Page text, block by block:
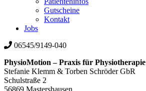
Gutscheine
Kontakt
Jobs
06545/9149-040
PhysioMotion – Praxis für Physiotherapie
Stefanie Klemm & Torben Schröder GbR
Schulstraße 2
56869 Mastershausen